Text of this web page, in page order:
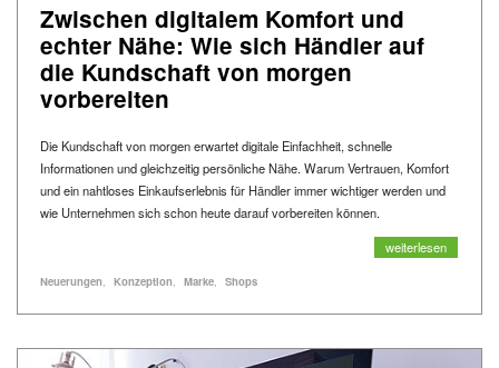
Zwischen digitalem Komfort und
echter Nähe: Wie sich Händler auf
die Kundschaft von morgen
vorbereiten
Die Kundschaft von morgen erwartet digitale Einfachheit, schnelle
Informationen und gleichzeitig persönliche Nähe. Warum Vertrauen, Komfort
und ein nahtloses Einkaufserlebnis für Händler immer wichtiger werden und
wie Unternehmen sich schon heute darauf vorbereiten können.
Zwischen digitalem
weiterlesen
Schlagworte
Alle Blogartikel mit dem Schlagwort "
Neuerungen " anzeigen
Alle Blogartikel mit dem Schlagwort "
Konzeption " anzeigen
Alle Blogartikel mit dem Schlagwort "
Marke" anzeigen
Alle Blogartikel mit dem Schlagwort "
Shops" anzeigen